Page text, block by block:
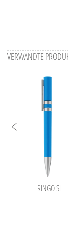
VERWANDTE
RINGO SI